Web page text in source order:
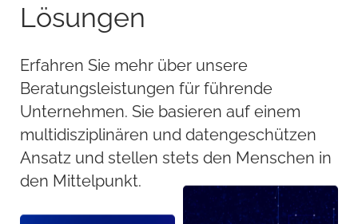
Lösungen
Erfahren Sie mehr über unsere
Beratungsleistungen für führende
Unternehmen. Sie basieren auf einem
multidisziplinären und datengeschützen
Ansatz und stellen stets den Menschen in
den Mittelpunkt.